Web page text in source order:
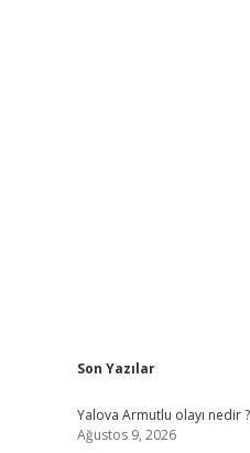
Sidebar
Son Yazılar
Yalova Armutlu olayı nedir ?
Ağustos 9, 2026
https://